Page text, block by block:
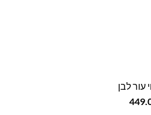
עור לבן
המחיר